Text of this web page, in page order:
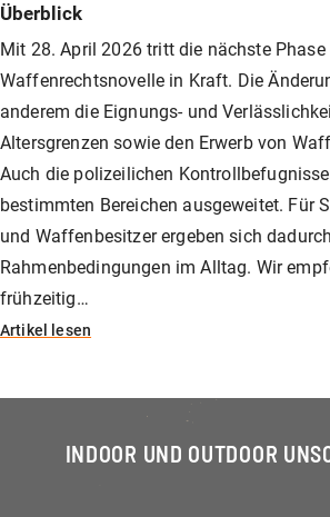
Überblick
Mit 28. April 2026 tritt die nächste Phase
Waffenrechtsnovelle in Kraft. Die
anderem die Eignungs- und
Altersgrenzen sowie den Erwerb von
Auch die polizeilichen
bestimmten Bereichen ausgeweitet. Für
und Waffenbesitzer ergeben sich
Rahmenbedingungen im Alltag. Wir
frühzeitig…
Artikel lesen
INDOOR UND OUTDOOR